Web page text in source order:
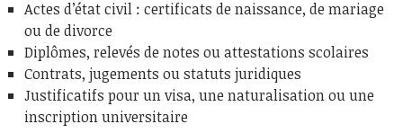
Actes d’état civil : certificats de naissance, de mariage
ou de divorce
Diplômes, relevés de notes ou attestations scolaires
Contrats, jugements ou statuts juridiques
Justificatifs pour un visa, une naturalisation ou une
inscription universitaire